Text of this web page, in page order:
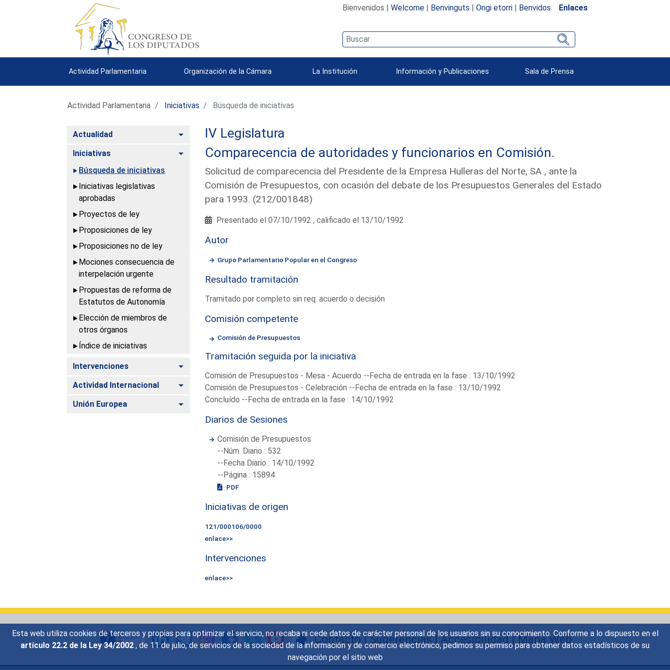
Esta web utiliza cookies de terceros y propias para optimizar el servicio, no recaba ni cede datos de carácter personal de los usuarios sin su conocimiento. Conforme a lo dispuesto en el
artículo 22.2 de la Ley 34/2002 , de 11 de julio, de servicios de la sociedad de la información y de comercio electrónico, pedimos su permiso para obtener datos estadísticos de su
navegación por el sitio web
Bienvenidos | Welcome| Benvinguts | Ongi etorri| Benvidos Enlaces
Actividad Parlamentaria Organización de la Cámara La Institución Información y Publicaciones Sala de Prensa
Actividad Parlamentaria Iniciativas Búsqueda de iniciativas
Actualidad Alternar
Iniciativas
Alternar
Búsqueda de iniciativas
Iniciativas legislativas
aprobadas
Proyectos de ley
Proposiciones de ley
Proposiciones no de ley
Mociones consecuencia de
interpelación urgente
Propuestas de reforma de
Estatutos de Autonomía
Elección de miembros de
otros órganos
Índice de iniciativas
Intervenciones Alternar
Actividad Internacional Alternar
Unión Europea Alternar
IV Legislatura
Comparecencia de autoridades y funcionarios en Comisión.
Solicitud de comparecencia del Presidente de la Empresa Hulleras del Norte, SA , ante la
Comisión de Presupuestos, con ocasión del debate de los Presupuestos Generales del Estado
para 1993. (212/001848)
Presentado el 07/10/1992 , calificado el 13/10/1992
Autor
Grupo Parlamentario Popular en el Congreso
Resultado tramitación
Tramitado por completo sin req. acuerdo o decisión
Comisión competente
Comisión de Presupuestos
Tramitación seguida por la iniciativa
Comisión de Presupuestos - Mesa - Acuerdo --Fecha de entrada en la fase : 13/10/1992
Comisión de Presupuestos - Celebración --Fecha de entrada en la fase : 13/10/1992
Concluído --Fecha de entrada en la fase : 14/10/1992
Diarios de Sesiones
Comisión de Presupuestos
--Núm. Diario : 532
--Fecha Diario : 14/10/1992
--Página : 15894
PDF
Iniciativas de origen
121/000106/0000
enlace>>
Intervenciones
enlace>>
Contacto|Sugerencias|Accesibilidad|Mapa Web